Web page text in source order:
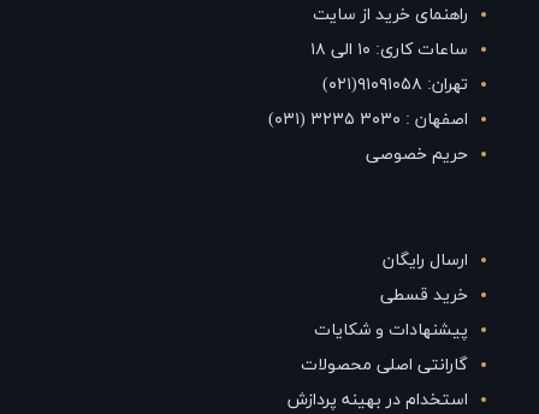
راهنمای خرید از سایت
ساعات کاری: ۱۰ الی ۱۸
تهران: ۹۱۰۹۱۰۵۸(۰۲۱)
اصفهان : ۳۰۳۰ ۳۲۳۵ (۰۳۱)
حریم خصوصی
ارسال رایگان
خرید قسطی
پیشنهادات و شکایات
گارانتی اصلی محصولات
استخدام در بهینه پردازش